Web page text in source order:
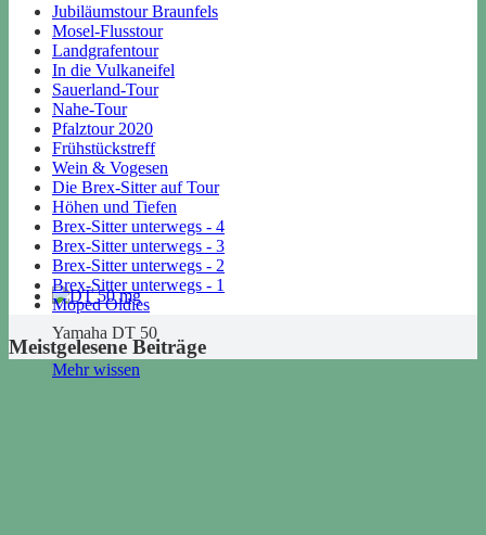
Yamaha DT 50
Mehr wissen
Jubiläumstour Braunfels
Mosel-Flusstour
Landgrafentour
In die Vulkaneifel
Sauerland-Tour
Nahe-Tour
Pfalztour 2020
Frühstückstreff
Wein & Vogesen
Die Brex-Sitter auf Tour
Höhen und Tiefen
Brex-Sitter unterwegs - 4
Brex-Sitter unterwegs - 3
Brex-Sitter unterwegs - 2
Brex-Sitter unterwegs - 1
Moped Oldies
Meistgelesene Beiträge